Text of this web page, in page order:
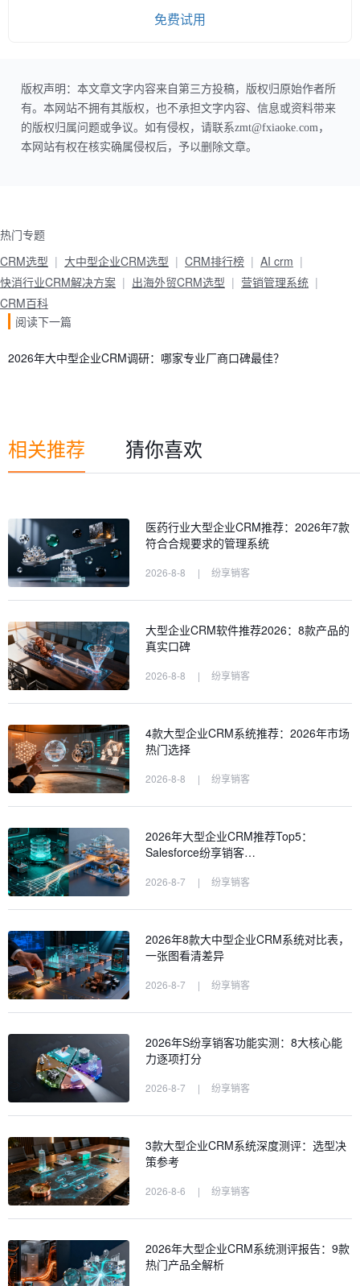
免费试用
版权声明：本文章文字内容来自第三方投稿，版权归原始作者所
有。本网站不拥有其版权，也不承担文字内容、信息或资料带来
的版权归属问题或争议。如有侵权，请联系zmt@fxiaoke.com，
本网站有权在核实确属侵权后，予以删除文章。
热门专题
CRM选型
大中型企业CRM选型 CRM排行榜
AI crm
快消行业CRM解决方案
出海外贸CRM选型
营销管理系统
CRM百科
阅读下一篇
2026年大中型企业CRM调研：哪家专业厂商口碑最佳？
相关推荐 猜你喜欢
医药行业大型企业CRM推荐：2026年7款
符合合规要求的管理系统
2026-8-8 | 纷享销客
大型企业CRM软件推荐2026：8款产品的
真实口碑
2026-8-8 | 纷享销客
4款大型企业CRM系统推荐：2026年市场
热门选择
2026-8-8 | 纷享销客
2026年大型企业CRM推荐Top5：
Salesforce纷享销客…
2026-8-7 | 纷享销客
2026年8款大中型企业CRM系统对比表，
一张图看清差异
2026-8-7 | 纷享销客
2026年S纷享销客功能实测：8大核心能
力逐项打分
2026-8-7 | 纷享销客
3款大型企业CRM系统深度测评：选型决
策参考
2026-8-6 | 纷享销客
2026年大型企业CRM系统测评报告：9款
热门产品全解析